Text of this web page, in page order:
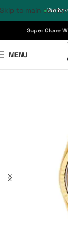
We
Skip to main
Super Clone
MENU